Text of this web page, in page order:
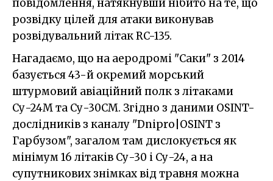
повідомлення, натякнувши нібито на те, що
розвідку цілей для атаки виконував
розвідувальний літак RC-135.
Нагадаємо, що на аеродромі "Саки" з 2014
базується 43-й окремий морський
штурмовий авіаційний полк з літаками
Су-24М та Су-30СМ. Згідно з даними OSINT-
дослідників з каналу "Dnipro|OSINT з
Гарбузом", загалом там дислокується як
мінімум 16 літаків Су-30 і Су-24, а на
супутникових знімках від травня можна